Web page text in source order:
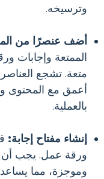
وترسيخه.
أضف عنصرًا من
الممتعة وإجابات
متعة. تشجع
أعمق مع المحتوى
بالعملية.
إنشاء مفتاح إجابة:
ورقة عمل. يجب أن
وموجزة، مما